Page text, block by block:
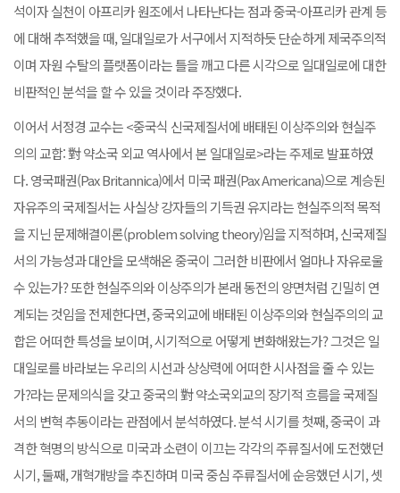
석이자 실천이 아프리카 원조에서 나타난다는 점과 중국-아프리카 관계 등
에 대해 추적했을 때, 일대일로가 서구에서 지적하듯 단순하게 제국주의적
이며 자원 수탈의 플랫폼이라는 틀을 깨고 다른 시각으로 일대일로에 대한
비판적인 분석을 할 수 있을 것이라 주장했다.
이어서 서정경 교수는 <중국식 신국제질서에 배태된 이상주의와 현실주
의의 교합: 對 약소국 외교 역사에서 본 일대일로>라는 주제로 발표하였
다. 영국패권(Pax Britannica)에서 미국 패권(Pax Americana)으로 계승된
자유주의 국제질서는 사실상 강자들의 기득권 유지라는 현실주의적 목적
을 지닌 문제해결이론(problem solving theory)임을 지적하며, 신국제질
서의 가능성과 대안을 모색해온 중국이 그러한 비판에서 얼마나 자유로울
수 있는가? 또한 현실주의와 이상주의가 본래 동전의 양면처럼 긴밀히 연
계되는 것임을 전제한다면, 중국외교에 배태된 이상주의와 현실주의의 교
합은 어떠한 특성을 보이며, 시기적으로 어떻게 변화해왔는가? 그것은 일
대일로를 바라보는 우리의 시선과 상상력에 어떠한 시사점을 줄 수 있는
가?라는 문제의식을 갖고 중국의 對 약소국외교의 장기적 흐름을 국제질
서의 변혁 추동이라는 관점에서 분석하였다. 분석 시기를 첫째, 중국이 과
격한 혁명의 방식으로 미국과 소련이 이끄는 각각의 주류질서에 도전했던
시기, 둘째, 개혁개방을 추진하며 미국 중심 주류질서에 순응했던 시기, 셋